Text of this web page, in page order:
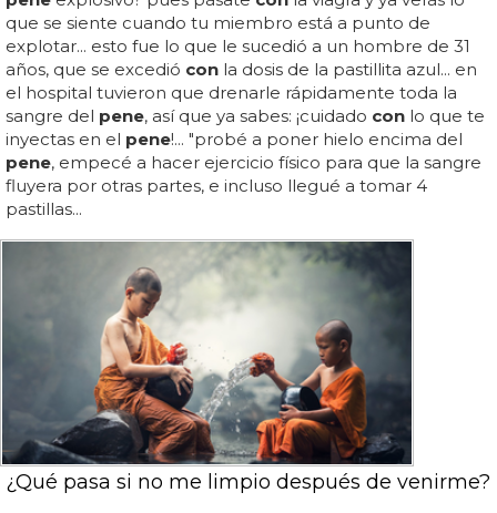
que se siente cuando tu miembro está a punto de
explotar... esto fue lo que le sucedió a un hombre de 31
años, que se excedió con la dosis de la pastillita azul... en
el hospital tuvieron que drenarle rápidamente toda la
sangre del pene, así que ya sabes: ¡cuidado con lo que te
inyectas en el pene!... "probé a poner hielo encima del
pene, empecé a hacer ejercicio físico para que la sangre
fluyera por otras partes, e incluso llegué a tomar 4
pastillas...
¿Qué pasa si no me limpio después de venirme?